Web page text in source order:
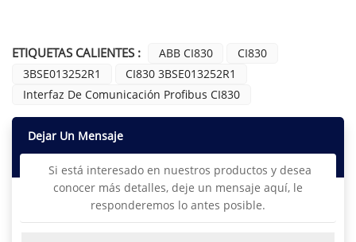
ETIQUETAS CALIENTES : ABB CI830
CI830
3BSE013252R1
CI830 3BSE013252R1
Interfaz De Comunicación Profibus CI830
Dejar Un Mensaje
Si está interesado en nuestros productos y desea
conocer más detalles, deje un mensaje aquí, le
responderemos lo antes posible.